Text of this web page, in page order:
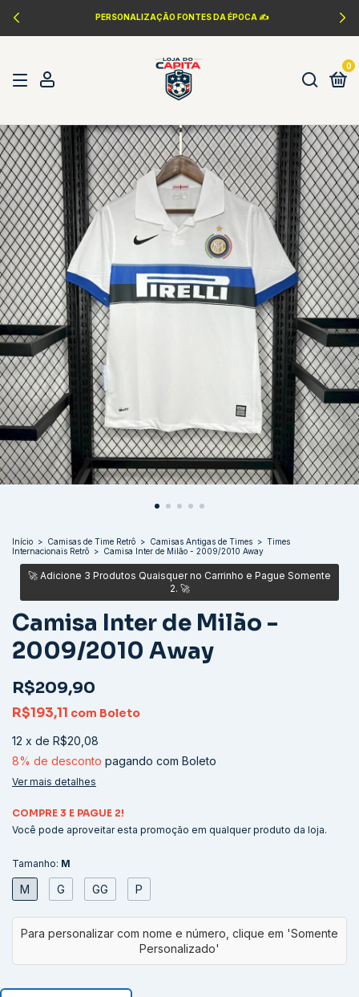
PERSONALIZAÇÃO FONTES DA ÉPOCA ✍️
0
Início > Camisas de Time Retrô > Camisas Antigas de Times > Times
Internacionais Retrô > Camisa Inter de Milão - 2009/2010 Away
Camisa Inter de Milão -
2009/2010 Away
R$209,90
R$193,11 com Boleto
12 x de R$20,08
8% de desconto pagando com Boleto
Ver mais detalhes
COMPRE 3 E PAGUE 2!
Você pode aproveitar esta promoção em qualquer produto da loja.
Tamanho: M
M G GG P